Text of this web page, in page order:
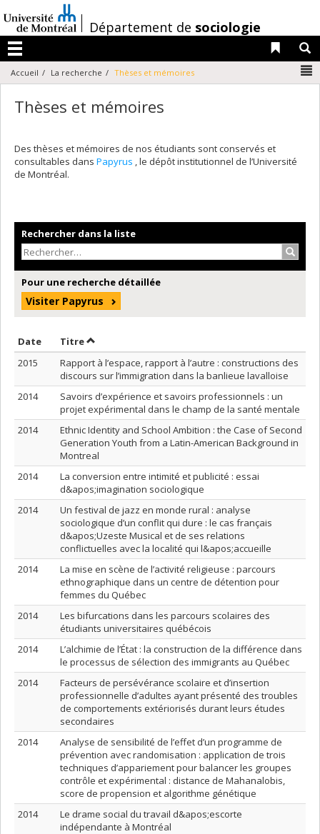
au
contenu
/Département de sociologie
Menu
Liens
Accueil La recherche Thèses et mémoires
Thèses et mémoires
Des thèses et mémoires de nos étudiants sont conservés et
consultables dans Papyrus , le dépôt institutionnel de l’Université
de Montréal.
Rechercher dans la liste
Pour une recherche détaillée
Visiter Papyrus
Date Trier par date en ordre croissant
TitreTrier par titre en ordre croissant
2015
Rapport à l’espace, rapport à l’autre : constructions des
discours sur l’immigration dans la banlieue lavalloise
2014
Savoirs d’expérience et savoirs professionnels : un
projet expérimental dans le champ de la santé mentale
2014
Ethnic Identity and School Ambition : the Case of Second
Generation Youth from a Latin-American Background in
Montreal
2014
La conversion entre intimité et publicité : essai
d&apos;imagination sociologique
2014
Un festival de jazz en monde rural : analyse
sociologique d’un conflit qui dure : le cas français
d&apos;Uzeste Musical et de ses relations
conflictuelles avec la localité qui l&apos;accueille
2014
La mise en scène de l’activité religieuse : parcours
ethnographique dans un centre de détention pour
femmes du Québec
2014
Les bifurcations dans les parcours scolaires des
étudiants universitaires québécois
2014
L’alchimie de l’État : la construction de la différence dans
le processus de sélection des immigrants au Québec
2014
Facteurs de persévérance scolaire et d’insertion
professionnelle d’adultes ayant présenté des troubles
de comportements extériorisés durant leurs études
secondaires
2014
Analyse de sensibilité de l’effet d’un programme de
prévention avec randomisation : application de trois
techniques d’appariement pour balancer les groupes
contrôle et expérimental : distance de Mahanalobis,
score de propension et algorithme génétique
2014
Le drame social du travail d&apos;escorte
indépendante à Montréal